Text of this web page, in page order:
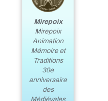
Mirepoix
Mirepoix
Animation
Mémoire et
Traditions
30e
anniversaire
des
Médiévales